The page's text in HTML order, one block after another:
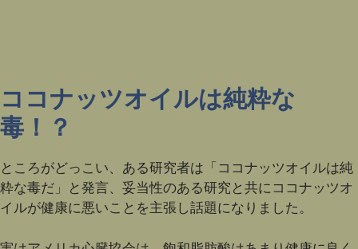
ココナッツオイルは純粋な
毒！？
ところがどっこい、ある研究者は「ココナッツオイルは純
粋な毒だ」と発言、妥当性のある研究と共にココナッツオ
イルが健康に悪いことを主張し話題になりました。